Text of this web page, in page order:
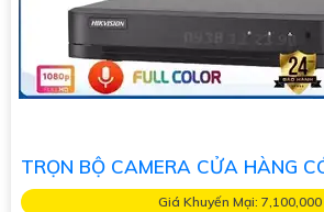
TRỌN BỘ CAMERA CỬA HÀNG
Giá Khuyến Mại: